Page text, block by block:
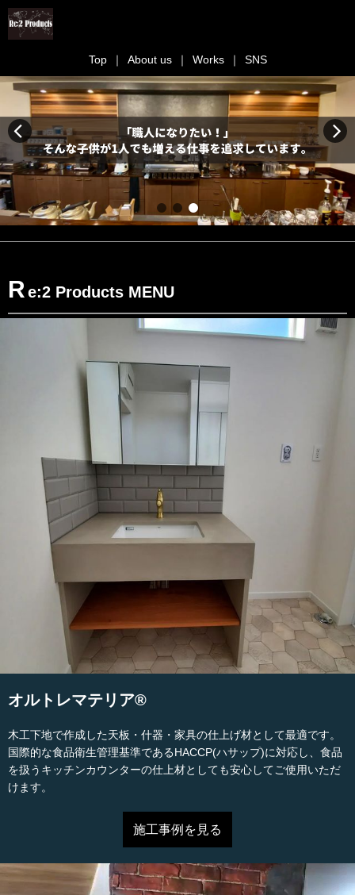
Top About us Works SNS
Re:2 Products MENU
オルトレマテリア®
木工下地で作成した天板・什器・家具の仕上げ材として最適です。
国際的な食品衛生管理基準であるHACCP(ハサップ)に対応し、食品
を扱うキッチンカウンターの仕上材としても安心してご使用いただ
けます。
施工事例を見る